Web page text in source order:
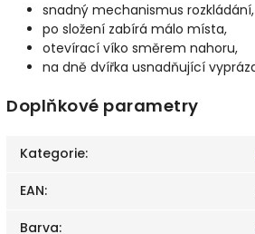
snadný mechanismus rozkládání,
po složení zabírá málo místa,
otevírací víko směrem nahoru,
na dně dvířka usnadňující
Doplňkové parametry
Kategorie:
EAN:
Barva: